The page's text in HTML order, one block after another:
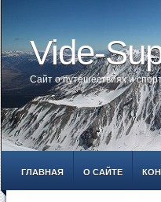
Vide-
Сайт о путешествиях и
ГЛАВНАЯ О САЙТЕ